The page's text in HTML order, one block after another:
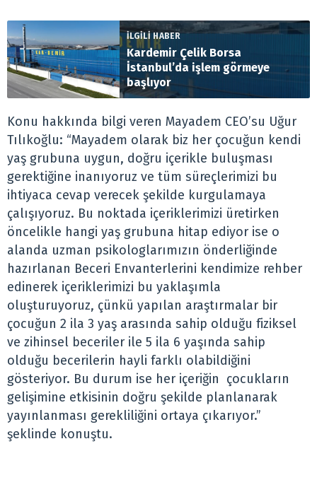
İLGİLİ HABER
Kardemir Çelik Borsa
İstanbul’da işlem görmeye
başlıyor
Konu ‌hakkında‌ ‌bilgi‌ ‌veren‌ ‌Mayadem‌ ‌CEO’su‌ ‌Uğur‌
‌Tılıkoğlu:‌ “‌Mayadem‌ ‌olarak‌ ‌biz‌ ‌her‌ ‌çocuğun‌ ‌kendi‌
‌yaş‌ ‌grubuna‌ ‌uygun,‌ ‌doğru‌ ‌içerikle‌ ‌buluşması‌
‌gerektiğine‌ ‌inanıyoruz‌ ‌ve‌ ‌tüm‌ ‌süreçlerimizi‌ ‌bu‌
‌ihtiyaca‌ ‌cevap‌ ‌verecek‌ ‌şekilde‌ ‌kurgulamaya‌ ‌
çalışıyoruz.‌ ‌Bu‌ ‌noktada‌ ‌içeriklerimizi‌ ‌üretirken‌
‌öncelikle‌ ‌hangi‌ ‌yaş‌ ‌grubuna‌ ‌hitap‌ ‌ediyor‌ ‌ise‌ ‌o‌
‌alanda‌ ‌uzman‌ ‌psikologlarımızın‌ ‌önderliğinde‌
‌hazırlanan‌ ‌Beceri‌ ‌Envanterlerini‌ ‌kendimize‌ ‌rehber‌
‌edinerek‌ ‌içeriklerimizi‌ ‌bu‌ ‌yaklaşımla‌
‌oluşturuyoruz,‌ ‌çünkü‌ ‌yapılan‌ ‌araştırmalar‌ ‌bir‌
çocuğun‌ ‌2‌ ‌ila‌ ‌3‌ ‌yaş‌ ‌arasında‌ ‌sahip‌ ‌olduğu‌ ‌fiziksel‌
‌ve‌ ‌zihinsel‌ ‌beceriler‌ ‌ile‌ ‌5 ‌ila‌ ‌6‌ ‌yaşında‌ sahip‌
‌olduğu‌ ‌becerilerin‌ ‌hayli‌ ‌farklı‌ ‌olabildiğini‌
‌gösteriyor‌. ‌Bu‌ ‌durum ise ‌her‌ ‌içeriğin‌ ‌ çocukların‌
‌gelişimine‌ ‌etkisinin‌ ‌doğru‌ ‌şekilde‌ ‌planlanarak‌
‌yayınlanması‌ ‌gerekliliğini‌ ‌ortaya‌ ‌çıkarıyor.”‌
‌şeklinde‌ ‌konuştu.‌